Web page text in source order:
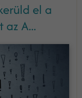
el a
A...